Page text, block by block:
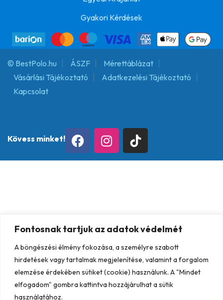
Fontosnak tartjuk az adatok védelmét
A böngészési élmény fokozása, a személyre szabott
hirdetések vagy tartalmak megjelenítése, valamint a forgalom
elemzése érdekében sütiket (cookie) használunk. A "Mindet
elfogadom" gombra kattintva hozzájárulhat a sütik
használatához.
Gyakori Kérdések
© BestPolo.hu ÁSZF
Mérettáblázat
Vásárlási Tájékoztató
Adatkezelési Tájékoztató
Kapcsolat
Kövess minket!